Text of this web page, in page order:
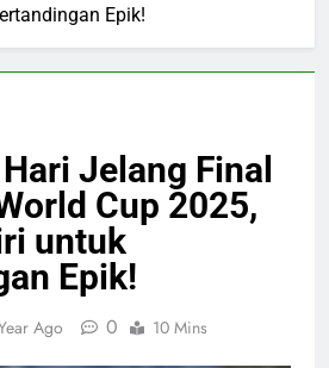
Epik!
Jelang Final
Cup 2025,
untuk
Epik!
Ago 0 10 Mins